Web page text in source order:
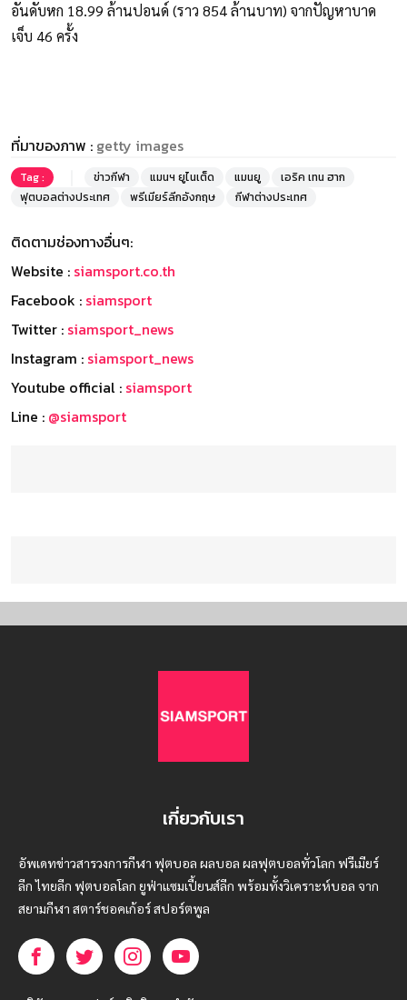
อันดับหก 18.99 ล้านปอนด์ (ราว 854 ล้านบาท) จากปัญหาบาด
เจ็บ 46 ครั้ง
ที่มาของภาพ : getty images
Tag : ข่าวกีฬา แมนฯ ยูไนเต็ด แมนยู
เอริค เทน ฮาก
ฟุตบอลต่างประเทศ
พรีเมียร์ลีกอังกฤษ กีฬาต่างประเทศ
ติดตามช่องทางอื่นๆ:
Website : siamsport.co.th
Facebook : siamsport
Twitter : siamsport_news
Instagram : siamsport_news
Youtube official : siamsport
Line : @siamsport
เกี่ยวกับเรา
อัพเดทข่าวสารวงการกีฬา ฟุตบอล ผลบอล ผลฟุตบอลทั่วโลก ฟรีเมียร์
ลีก ไทยลีก ฟุตบอลโลก ยูฟ่าแซมเปี้ยนส์ลีก พร้อมทั้งวิเคราะห์บอล จาก
สยามกีฬา สตาร์ชอคเก้อร์ สปอร์ตพูล